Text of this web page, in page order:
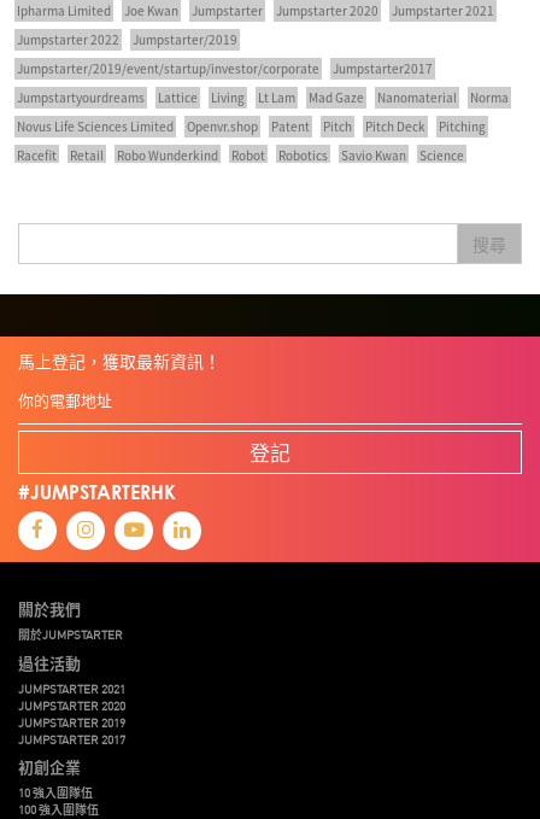
Ipharma Limited
Joe Kwan Jumpstarter Jumpstarter 2020
Jumpstarter 2021
Jumpstarter 2022
Jumpstarter/2019
Jumpstarter/2019/event/startup/investor/corporate
Jumpstarter2017
Jumpstartyourdreams
Lattice Living Lt Lam Mad Gaze Nanomaterial
Norma
Novus Life Sciences Limited
Openvr.shop Patent Pitch Pitch Deck
Pitching
Racefit
Retail Robo Wunderkind Robot Robotics Savio Kwan
Science
Sustainability
健康老齡化
傳感器 先進物料 全港最大規模創業比賽 創業盛典
嚴震銘
盛智文
線上視頻 總決賽 蔡曉慧
搜尋
馬上登記，獲取最新資訊！
登記
#JUMPSTARTERHK
關於我們
關於JUMPSTARTER
過往活動
JUMPSTARTER 2021
JUMPSTARTER 2020
JUMPSTARTER 2019
JUMPSTARTER 2017
初創企業
10 強入圍隊伍
100 強入圍隊伍